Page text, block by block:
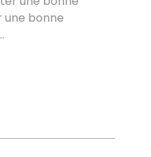
bonne